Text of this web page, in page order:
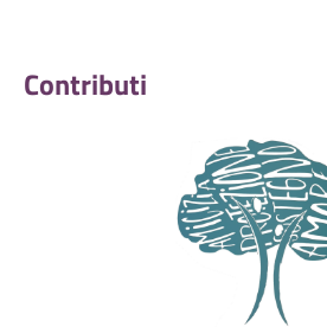
Contributi